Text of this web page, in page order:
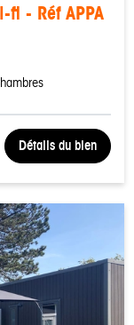
fi - Réf APPA
Détails du bien